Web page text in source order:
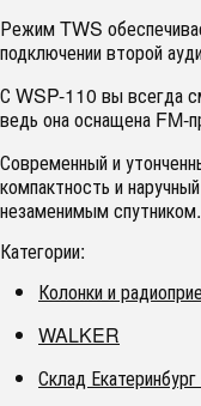
Режим TWS
подключении второй
С WSP-110 вы всегда
ведь она оснащена FM-
Современный и
компактность и
незаменимым спутником.
Категории:
Колонки и
WALKER
Склад